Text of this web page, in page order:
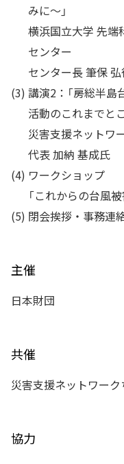
みに～」
横浜国立大学 先端
センター
センター長 筆保
(3) 講演2：「房総半
活動のこれまでと
災害支援ネットワ
代表 加納 基成氏
(4) ワークショップ
「これからの台風
(5) 閉会挨拶・事務連
主催
日本財団
共催
災害支援ネットワーク
協力